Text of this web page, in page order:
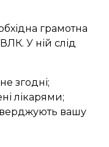
грамотна
У ній слід
згодні;
лікарями;
вашу